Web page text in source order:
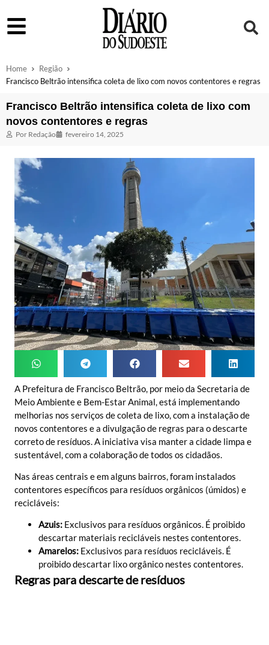
Home
Região
Francisco Beltrão intensifica coleta de lixo com novos contentores e regras
Francisco Beltrão intensifica coleta de lixo com
novos contentores e regras
Por Redação fevereiro 14, 2025
A Prefeitura de Francisco Beltrão, por meio da Secretaria de
Meio Ambiente e Bem-Estar Animal, está implementando
melhorias nos serviços de coleta de lixo, com a instalação de
novos contentores e a divulgação de regras para o descarte
correto de resíduos. A iniciativa visa manter a cidade limpa e
sustentável, com a colaboração de todos os cidadãos.
Nas áreas centrais e em alguns bairros, foram instalados
contentores específicos para resíduos orgânicos (úmidos) e
recicláveis:
Azuis: Exclusivos para resíduos orgânicos. É proibido
descartar materiais recicláveis nestes contentores.
Amarelos: Exclusivos para resíduos recicláveis. É
proibido descartar lixo orgânico nestes contentores.
Regras para descarte de resíduos